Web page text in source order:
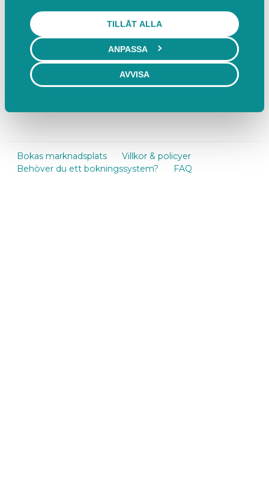
TILLÅT ALLA
ANPASSA
AVVISA
Hitta hit
Skogslyckans Kyrka, Ekebovägen, Växjö, Sverige
Visa på karta
Telefon:
+46470704800
E-post: carina.nordmark@svenskakyrkan.se
Bokas marknadsplats
Villkor & policyer
Behöver du ett bokningssystem?
FAQ